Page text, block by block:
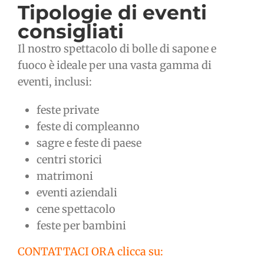
Tipologie di eventi
consigliati
Il nostro spettacolo di bolle di sapone e
fuoco è ideale per una vasta gamma di
eventi, inclusi:
feste private
feste di compleanno
sagre e feste di paese
centri storici
matrimoni
eventi aziendali
cene spettacolo
feste per bambini
CONTATTACI ORA clicca su: